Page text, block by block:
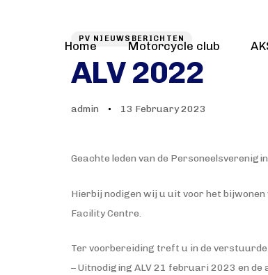
Home Motorcycle club
PV NIEUWSBERICHTEN
ALV 2022
admin 13 February 2023
Geachte leden van de
Hierbij nodigen wij u uit voor het
Facility Centre.
Ter voorbereiding treft u in de verstuurde
– Uitnodiging ALV 21 februari 2023 en de